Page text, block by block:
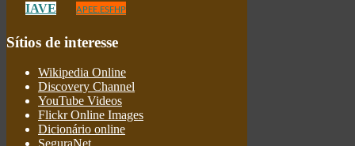
IAVE APEE.ESFHP
Sítios de interesse
Wikipedia Online
Discovery Channel
YouTube Videos
Flickr Online Images
Dicionário online